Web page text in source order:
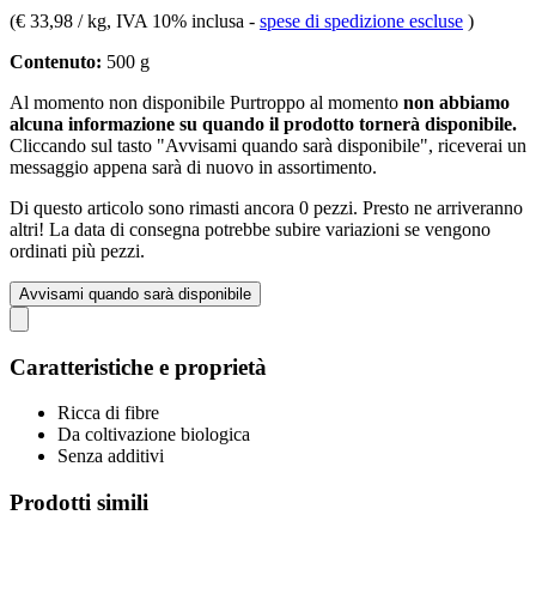
(€ 33,98 / kg, IVA 10% inclusa - spese di spedizione escluse )
Contenuto: 500 g
Al momento non disponibile Purtroppo al momento non abbiamo
alcuna informazione su quando il prodotto tornerà disponibile.
Cliccando sul tasto "Avvisami quando sarà disponibile", riceverai un
messaggio appena sarà di nuovo in assortimento.
Di questo articolo sono rimasti ancora 0 pezzi. Presto ne arriveranno
altri! La data di consegna potrebbe subire variazioni se vengono
ordinati più pezzi.
Avvisami quando sarà disponibile
Caratteristiche e proprietà
Ricca di fibre
Da coltivazione biologica
Senza additivi
Prodotti simili